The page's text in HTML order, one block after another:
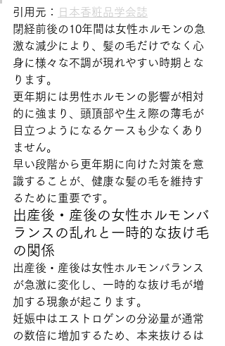
引用元：
日本香粧品学会誌
閉経前後の10年間は女性ホルモンの急
激な減少により、髪の毛だけでなく心
身に様々な不調が現れやすい時期とな
ります。
更年期には男性ホルモンの影響が相対
的に強まり、頭頂部や生え際の薄毛が
目立つようになるケースも少なくあり
ません。
早い段階から更年期に向けた対策を意
識することが、健康な髪の毛を維持す
るために重要です。
出産後・産後の女性ホルモンバ
ランスの乱れと一時的な抜け毛
の関係
出産後・産後は女性ホルモンバランス
が急激に変化し、一時的な抜け毛が増
加する現象が起こります。
妊娠中はエストロゲンの分泌量が通常
の数倍に増加するため、本来抜けるは